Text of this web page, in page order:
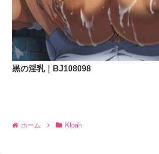
黒の淫乳｜BJ108098
ホーム Kloah